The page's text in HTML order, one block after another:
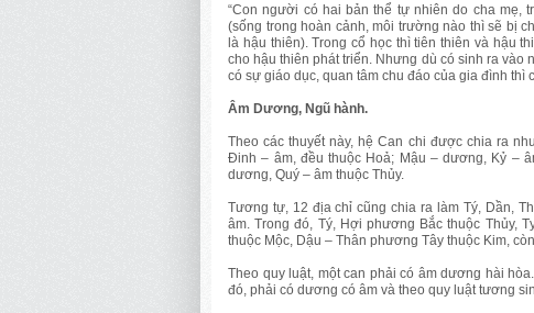
“Con người có hai bản thể tự nhiên do cha mẹ,
(sống trong hoàn cảnh, môi trường nào thì sẽ bị
là hậu thiên). Trong cổ học thì tiên thiên và hậu
cho hậu thiên phát triển. Nhưng dù có sinh ra vào
có sự giáo dục, quan tâm chu đáo của gia đình thì
Âm Dương, Ngũ hành.
Theo các thuyết này, hệ Can chi được chia ra
Đinh – âm, đều thuộc Hoả; Mậu – dương, Kỷ –
dương, Quý – âm thuộc Thủy.
Tương tự, 12 địa chỉ cũng chia ra làm Tý, Dần,
âm. Trong đó, Tý, Hợi phương Bắc thuộc Thủy,
thuộc Mộc, Dậu – Thân phương Tây thuộc Kim,
Theo quy luật, một can phải có âm dương hài
đó, phải có dương có âm và theo quy luật tương